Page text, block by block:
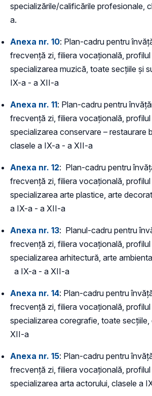
specializările/calificările profesionale,
a.
Anexa nr. 10: Plan-cadru pentru
frecvență zi, filiera vocațională, profilul
specializarea muzică, toate secțiile și
IX-a - a XII-a
Anexa nr. 11: Plan-cadru pentru
frecvență zi, filiera vocațională, profilul
specializarea conservare – restaurare
clasele a IX-a - a XII-a
Anexa nr. 12: Plan-cadru pentru
frecvență zi, filiera vocațională, profilul
specializarea arte plastice, arte
a IX-a - a XII-a
Anexa nr. 13: Planul-cadru pentru
frecvență zi, filiera vocațională, profilul
specializarea arhitectură, arte
a IX-a - a XII-a
Anexa nr. 14: Plan-cadru pentru
frecvență zi, filiera vocațională, profilul
specializarea coregrafie, toate
XII-a
Anexa nr. 15: Plan-cadru pentru
frecvență zi, filiera vocațională, profilul
specializarea arta actorului, clasele a